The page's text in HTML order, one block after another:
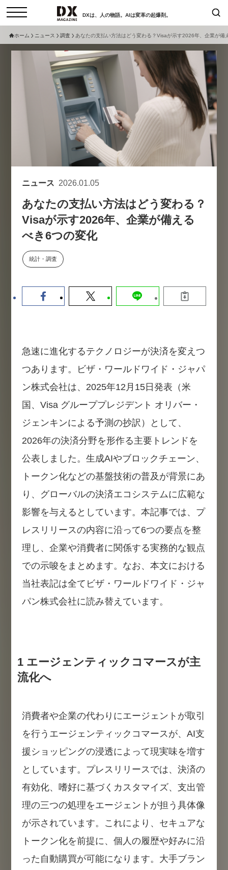
DXは、人の物語。AIは変革の起爆剤。
インタビュー
ニュース
サービスメニュー 日本オムニチャネル協会
トップページ
特集
サイトマップ
お問い合わせ
個人情報保護法について
採用情報
検索
現在開催予定のセミナー
【8/12開催】「イノベーションを
数値化する」～投資される事業の
学ぶ資金調達・巻き込みのリアル
2026-06-10
セミナー
【9/30開催】AIで何でもできる時
ホーム ニュース 調査 あなたの支払い方法はどう変わる？Visaが示す2026年、企業が備
ニュース 2026.01.05
あなたの支払い方法はどう変わる？
Visaが示す2026年、企業が備える
べき6つの変化
統計・調査
急速に進化するテクノロジーが決済を変えつ
つあります。ビザ・ワールドワイド・ジャパ
ン株式会社は、2025年12月15日発表（米
国、Visa グループプレジデント オリバー・
ジェンキンによる予測の抄訳）として、
2026年の決済分野を形作る主要トレンドを
公表しました。生成AIやブロックチェーン、
トークン化などの基盤技術の普及が背景にあ
り、グローバルの決済エコシステムに広範な
影響を与えるとしています。本記事では、プ
レスリリースの内容に沿って6つの要点を整
理し、企業や消費者に関係する実務的な観点
での示唆をまとめます。なお、本文における
当社表記は全てビザ・ワールドワイド・ジャ
パン株式会社に読み替えています。
1 エージェンティックコマースが主
流化へ
消費者や企業の代わりにエージェントが取引
を行うエージェンティックコマースが、AI支
援ショッピングの浸透によって現実味を増す
としています。プレスリリースでは、決済の
有効化、嗜好に基づくカスタマイズ、支出管
理の三つの処理をエージェントが担う具体像
が示されています。これにより、セキュアな
トークン化を前提に、個人の履歴や好みに沿
った自動購買が可能になります。大手ブラン